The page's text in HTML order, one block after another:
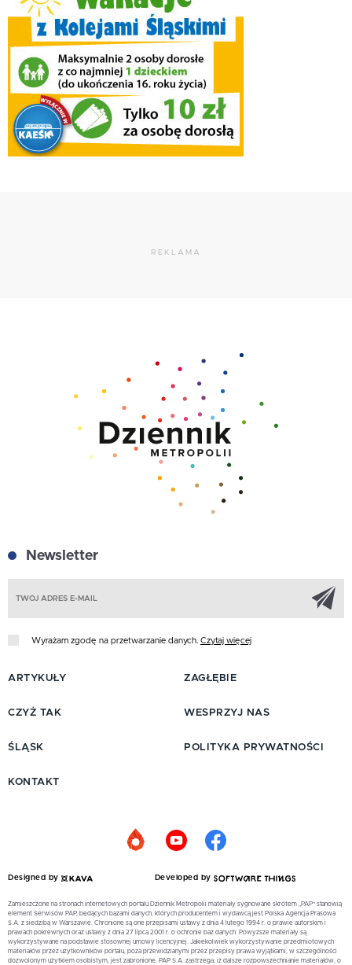
REKLAMA
Newsletter
Wyrażam zgodę na przetwarzanie danych. Czytaj więcej
ARTYKUŁY
CZYŻ TAK
ŚLĄSK
ZAGŁĘBIE
WESPRZYJ NAS
POLITYKA PRYWATNOŚCI
KONTAKT
Designed by Developed by
Zamieszczone na stronach internetowych portalu Dziennik Metropolii materiały sygnowane skrótem „PAP” stanowią
element Serwisów PAP, będących bazami danych, których producentem i wydawcą jest Polska Agencja Prasowa
S.A. z siedzibą w Warszawie. Chronione są one przepisami ustawy z dnia 4 lutego 1994 r. o prawie autorskim i
prawach pokrewnych oraz ustawy z dnia 27 lipca 2001 r. o ochronie baz danych. Powyższe materiały są
wykorzystywane na podstawie stosownej umowy licencyjnej. Jakiekolwiek wykorzystywanie przedmiotowych
materiałów przez użytkowników portalu, poza przewidzianymi przez przepisy prawa wyjątkami, w szczególności
dozwolonym użytkiem osobistym, jest zabronione. PAP S.A. zastrzega, iż dalsze rozpowszechnianie materiałów, o